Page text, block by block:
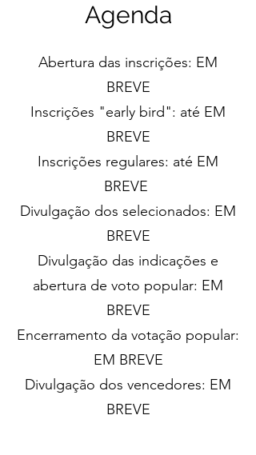
Agenda
Abertura das inscrições: EM
BREVE
Inscrições "early bird": até EM
BREVE
Inscrições regulares: até EM
BREVE
Divulgação dos selecionados: EM
BREVE
Divulgação das indicações e
abertura de voto popular: EM
BREVE
Encerramento da votação popular:
EM BREVE
Divulgação dos vencedores: EM
BREVE